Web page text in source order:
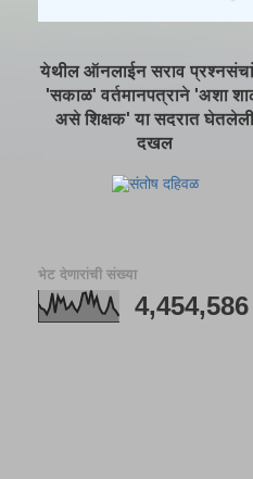
येथील ऑनलाईन सराव
'सकाळ' वर्तमानपत्राने 'अशा
असे शिक्षक' या सदरात घेतलेली
दखल
भेट देणारांची संख्या
4,454,586